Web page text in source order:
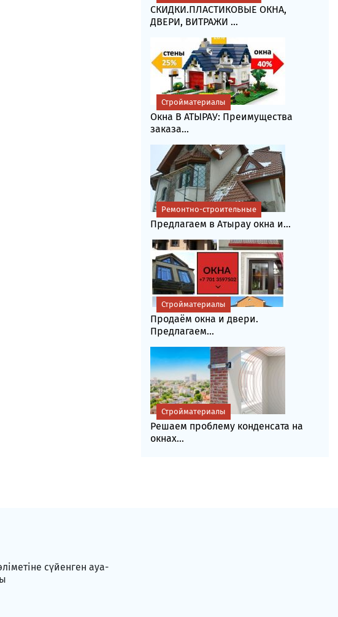
СКИДКИ.ПЛАСТИКОВЫЕ ОКНА,
ДВЕРИ, ВИТРАЖИ ...
Окна В АТЫРАУ: Преимущества
заказа...
Стройматериалы
Предлагаем в Атырау окна и...
Ремонтно-строительные
Продаём окна и двери.
Предлагаем...
Стройматериалы
Решаем проблему конденсата на
окнах...
Стройматериалы
сүйенген ауа-